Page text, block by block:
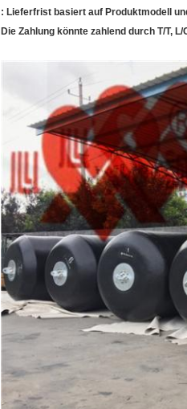
: Lieferfrist basiert auf Produktmodell
Die Zahlung könnte zahlend durch T/T,